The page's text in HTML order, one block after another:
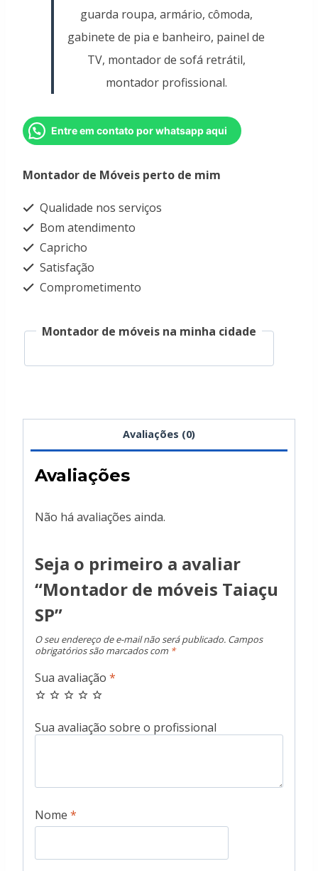
guarda roupa, armário, cômoda,
gabinete de pia e banheiro, painel de
TV, montador de sofá retrátil,
montador profissional.
Entre em contato por whatsapp aqui
Montador de Móveis perto de mim
Qualidade nos serviços
Bom atendimento
Capricho
Satisfação
Comprometimento
Montador de móveis na minha cidade
Avaliações (0)
Avaliações
Não há avaliações ainda.
Seja o primeiro a avaliar
“Montador de móveis Taiaçu
SP”
O seu endereço de e-mail não será publicado. Campos
obrigatórios são marcados com *
Sua avaliação *
Nome *